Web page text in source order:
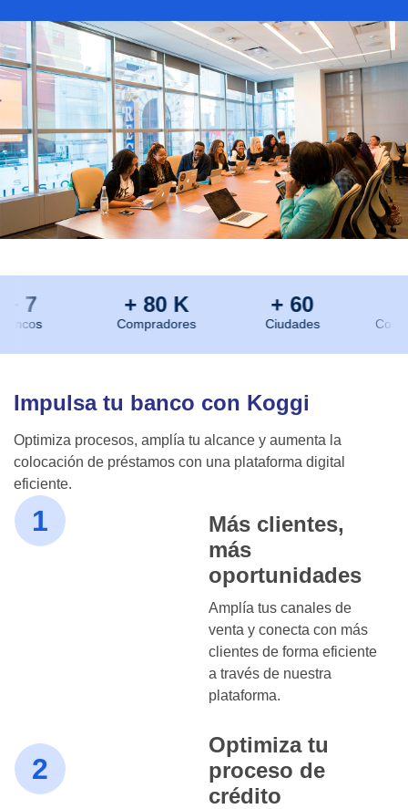
+ 80 K
Compradores
+ 60
Ciudades
Impulsa tu banco con Koggi
Optimiza procesos, amplía tu alcance y aumenta la
colocación de préstamos con una plataforma digital
eficiente.
1
Más clientes,
más
oportunidades
Amplía tus canales de
venta y conecta con más
clientes de forma eficiente
a través de nuestra
plataforma.
2
Optimiza tu
proceso de
crédito